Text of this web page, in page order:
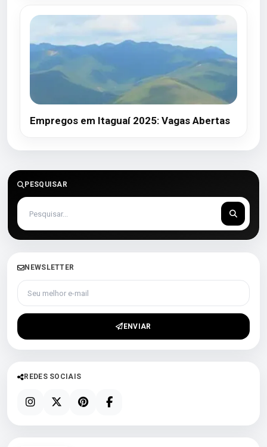
Empregos em Itaguaí 2025: Vagas Abertas
PESQUISAR
NEWSLETTER
Seu melhor e-mail
ENVIAR
REDES SOCIAIS